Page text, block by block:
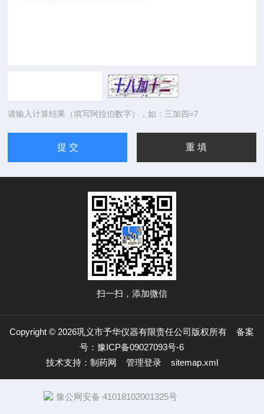
请输入计算结果（填写阿拉伯数字），如：三加四=7
扫一扫，添加微信
Copyright © 2026巩义市予华仪器有限责任公司版权所有备案
号：豫ICP备09027093号-6
技术支持： 制药网 管理登录 sitemap.xml
豫公网安备 41018102001325号